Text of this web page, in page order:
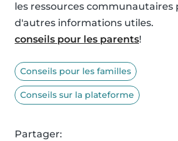
les ressources communautaires
d'autres informations utiles.
conseils pour les parents!
Conseils pour les familles
Conseils sur la plateforme
Partager: